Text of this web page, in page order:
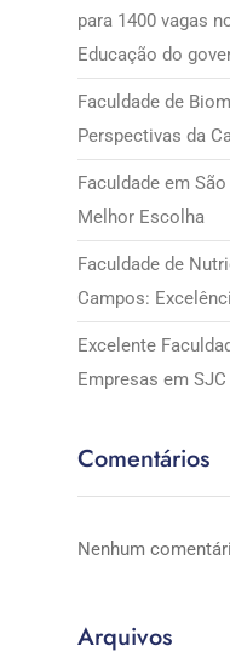
para 1400 vagas
Educação do
Faculdade de
Perspectivas da
Faculdade em
Melhor Escolha
Faculdade de
Campos:
Excelente
Empresas em SJC
Comentários
Nenhum
Arquivos